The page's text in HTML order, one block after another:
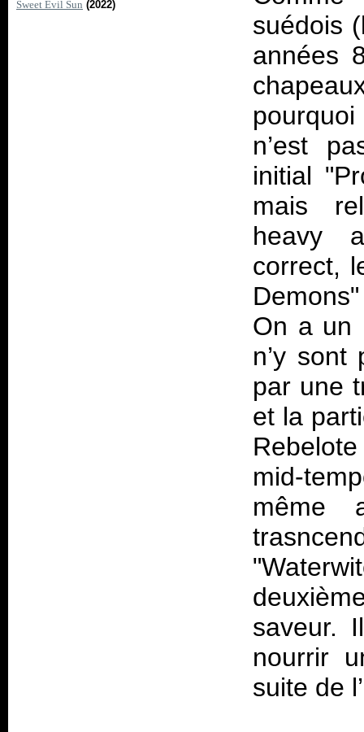
Sweet Evil Sun (2022)
suédois
années
n’est
initial
mais
heavy
correct,
On a un
n’y sont
par une
et la
mid-
même
saveur.
nourrir
suite de